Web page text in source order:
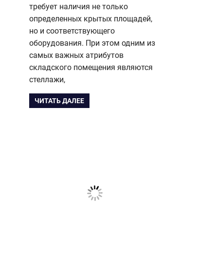
требует наличия не только
определенных крытых площадей,
но и соответствующего
оборудования. При этом одним из
самых важных атрибутов
складского помещения являются
стеллажи,
ЧИТАТЬ ДАЛЕЕ